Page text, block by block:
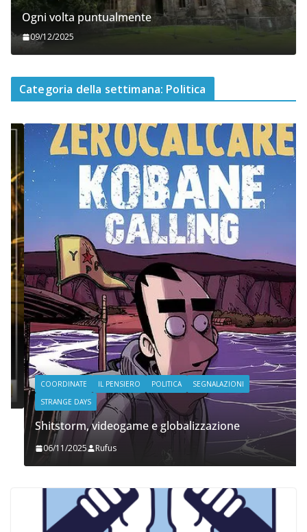
Ogni volta puntualmente
09/12/2025
Categoria della settimana: Politica
COORDINATE IL PENSIERO POLITICA
SEGNALAZIONI
STRANGE DAYS
Shitstorm, videogame e globalizzazione
06/11/2025 Rufus